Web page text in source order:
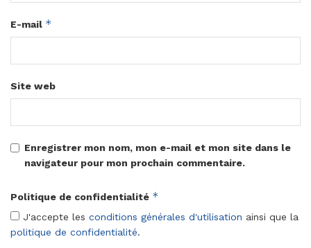
E-mail *
Site web
Enregistrer mon nom, mon e-mail et mon site dans le
navigateur pour mon prochain commentaire.
Politique de confidentialité *
J'accepte les conditions générales d'utilisation ainsi que la
politique de confidentialité.